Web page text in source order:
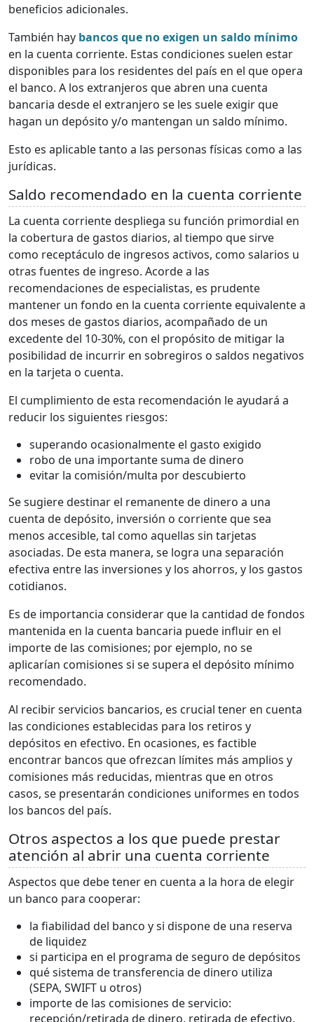
beneficios adicionales.
También hay bancos que no exigen un saldo mínimo
en la cuenta corriente. Estas condiciones suelen estar
disponibles para los residentes del país en el que opera
el banco. A los extranjeros que abren una cuenta
bancaria desde el extranjero se les suele exigir que
hagan un depósito y/o mantengan un saldo mínimo.
Esto es aplicable tanto a las personas físicas como a las
jurídicas.
Saldo recomendado en la cuenta corriente
La cuenta corriente despliega su función primordial en
la cobertura de gastos diarios, al tiempo que sirve
como receptáculo de ingresos activos, como salarios u
otras fuentes de ingreso. Acorde a las
recomendaciones de especialistas, es prudente
mantener un fondo en la cuenta corriente equivalente a
dos meses de gastos diarios, acompañado de un
excedente del 10-30%, con el propósito de mitigar la
posibilidad de incurrir en sobregiros o saldos negativos
en la tarjeta o cuenta.
El cumplimiento de esta recomendación le ayudará a
reducir los siguientes riesgos:
superando ocasionalmente el gasto exigido
robo de una importante suma de dinero
evitar la comisión/multa por descubierto
Se sugiere destinar el remanente de dinero a una
cuenta de depósito, inversión o corriente que sea
menos accesible, tal como aquellas sin tarjetas
asociadas. De esta manera, se logra una separación
efectiva entre las inversiones y los ahorros, y los gastos
cotidianos.
Es de importancia considerar que la cantidad de fondos
mantenida en la cuenta bancaria puede influir en el
importe de las comisiones; por ejemplo, no se
aplicarían comisiones si se supera el depósito mínimo
recomendado.
Al recibir servicios bancarios, es crucial tener en cuenta
las condiciones establecidas para los retiros y
depósitos en efectivo. En ocasiones, es factible
encontrar bancos que ofrezcan límites más amplios y
comisiones más reducidas, mientras que en otros
casos, se presentarán condiciones uniformes en todos
los bancos del país.
Otros aspectos a los que puede prestar
atención al abrir una cuenta corriente
Aspectos que debe tener en cuenta a la hora de elegir
un banco para cooperar:
la fiabilidad del banco y si dispone de una reserva
de liquidez
si participa en el programa de seguro de depósitos
qué sistema de transferencia de dinero utiliza
(SEPA, SWIFT u otros)
importe de las comisiones de servicio:
recepción/retirada de dinero, retirada de efectivo,